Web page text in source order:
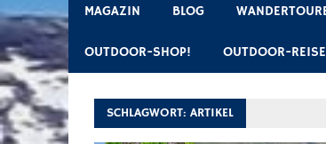
MAGAZIN BLOG
OUTDOOR-SHOP! OUTDOOR-
SCHLAGWORT: ARTIKEL